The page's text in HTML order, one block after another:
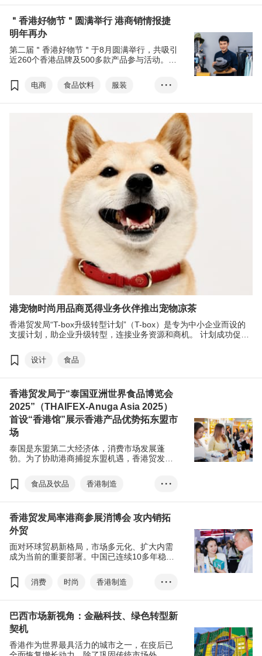
各地烈酒品牌＂出海＂，捕捉新机遇。
＂香港好物节＂圆满举行 港商销情报捷
明年再办
第二届＂香港好物节＂于8月圆满举行，共吸引
近260个香港品牌及500多款产品参与活动。今
量和口碑，香港特别行政区政府将继续支持香
港贸发局（贸发局）于明年再办＂香港好物节
电商 食品饮料
服装
美容产品
保健产品
• • •
港宠物时尚用品商觅得业务伙伴推出宠物凉茶
香港贸发局“T-box升级转型计划”（T-box）是专为中小企业而设的
支援计划，助企业升级转型，连接业务资源和商机。 计划成功促成
产品宠物凉茶，抢攻日益增长的宠物市场。本局也透过全球办事处
网络，为Furri Tail拓展亚太市场提供支援，如介绍市场营商资讯、
设计 食品
香港贸发局于“泰国亚洲世界食品博览会
2025”（THAIFEX-Anuga Asia 2025）
首设“香港馆”展示香港产品优势拓东盟市
场
泰国是东盟第二大经济体，消费市场发展蓬
勃。为了协助港商捕捉东盟机遇，香港贸发局
世界食品博览会2025（THAIFEX-Anuga Asia
2025）”首设“香港馆”，组织17家香港企业、
作，开拓新市场。
食品及饮品
香港制造
东盟
泰国
• • •
香港贸发局率港商参展消博会 攻内销拓
外贸
面对环球贸易新格局，市场多元化、扩大内需
成为当前的重要部署。中国已连续10多年稳居
场。国内的主要展会如中国进出口商品交易会
（广交会）、中国国际消费品博览会（消博
会场打造“香港时尚馆”，率领24家香港企业、
45个优质品牌参展，攻内销拓外贸，创造新增
长点。
消费 时尚
香港制造
食品
保健品
• • •
巴西市场新视角：金融科技、绿色转型新
契机
香港作为世界最具活力的城市之一，在疫后已